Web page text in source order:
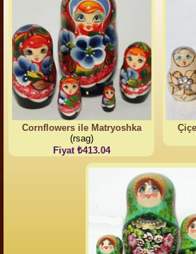
Cornflowers ile Matryoshka
(rsag)
Fiyat ₺413.04